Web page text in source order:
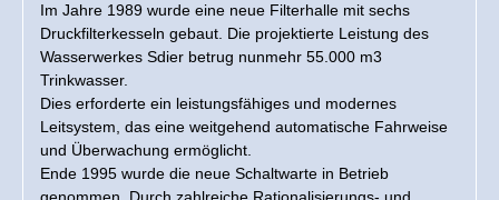
Im Jahre 1989 wurde eine neue Filterhalle mit sechs
Druckfilterkesseln gebaut. Die projektierte Leistung des
Wasserwerkes Sdier betrug nunmehr 55.000 m3
Trinkwasser.
Dies erforderte ein leistungsfähiges und modernes
Leitsystem, das eine weitgehend automatische Fahrweise
und Überwachung ermöglicht.
Ende 1995 wurde die neue Schaltwarte in Betrieb